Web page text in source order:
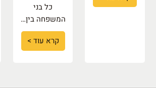
כל בני
המשפחה בין…
קרא עוד >